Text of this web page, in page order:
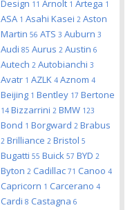
Design 11 Arnolt 1 Artega 1
ASA 1 Asahi Kasei 2 Aston
Martin 56 ATS 3 Auburn 3
Audi 85 Aurus 2 Austin 6
Autech 2 Autobianchi 3
Avatr 1 AZLK 4 Aznom 4
Beijing 1 Bentley 17 Bertone
14 Bizzarrini 2 BMW 123
Bond 1 Borgward 2 Brabus
2 Brilliance 2 Bristol 5
Bugatti 55 Buick 57 BYD 2
Byton 2 Cadillac 71 Canoo 4
Capricorn 1 Carcerano 4
Cardi 8 Castagna 6